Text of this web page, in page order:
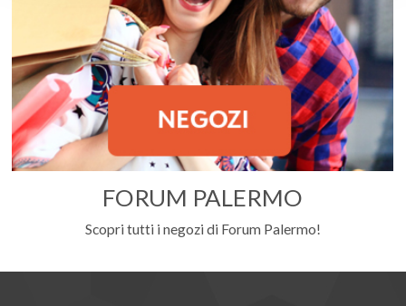
FORUM PALERMO
Scopri tutti i negozi di Forum Palermo!